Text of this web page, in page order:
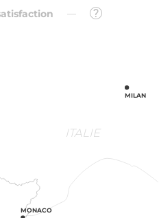
ITALIE
MONACO
MILAN